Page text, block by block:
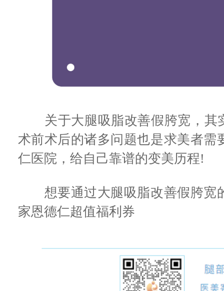
关于大腿吸脂改善假胯宽，其
术前术后的诸多问题也是求美者需
仁医院，给自己靠谱的变美历程!
想要通过大腿吸脂改善假胯宽
家恩德仁超值福利券